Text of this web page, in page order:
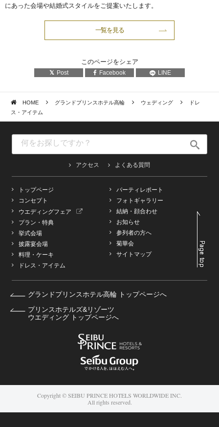
にあった会場や結婚式スタイルをご提案いたします。
一覧を見る
このページをシェア
Post Facebook LINE
HOME グランドプリンスホテル高輪 ウェディング
ドレ
ス・アイテム
アクセス よくある質問
トップページ
コンセプト
ウエディングフェア
プラン・特典
挙式会場
披露宴会場
料理・ケーキ
ドレス・アイテム
パーティレポート
フォトギャラリー
結納・顔合わせ
お知らせ
参列者の方へ
菊華会
サイトマップ
グランドプリンスホテル高輪 トップページへ
プリンスホテルズ&リゾーツ
ウエディング トップページへ
Copyright © SEIBU PRINCE HOTELS WORLDWIDE INC.
All rights reserved.